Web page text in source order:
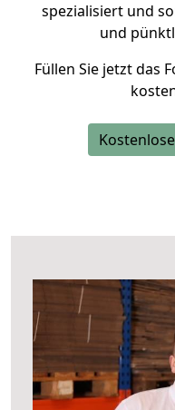
spezialisiert und
und
Füllen Sie jetzt das